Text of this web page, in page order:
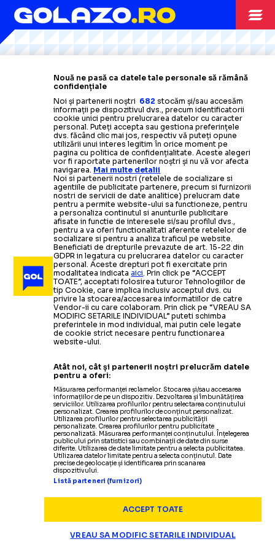
Citește mai mult
Citește mai mult
Citește mai mult
Citește mai mult
Citește mai mult
ARHIVA FOTBAL 09.08.2009
Liga 1/ FC Timisoara, misiune grea cu Poli Iasi/
Otelul primeste vizita Ceahlaului lui StefanPinalty
ARHIVA FOTBAL 05.08.2009
FC Timisoara-Sahtior0-0/Sarbatoare in Banat, Il
Luce eliminat
ARHIVA FOTBAL 04.08.2009
Mircea Lucescu:Nici nu ma gandesc la un esec cu
Timisoara, vreti sa ma vedeti prin spitale?
ARHIVA FOTBAL
Razvan Rat se pregateste pentru
returul cu Timisoara/ A revenit cu
gol la Sahtior
Citește mai mult
ARHIVA FOTBAL 29.07.2009
Sahtior-FC Timisoara2-2/Egalii
campionilor
Citește mai mult
ARHIVA FOTBAL 20.07.2009
Liga 1: Partida Timisoara
ARHIVA FOTBAL 18.07.2009
Amical/ FC Timisoara-Eintracht Frankfurt
Victorie categorica a banatenilor
ARHIVA FOTBAL
FC Timisoarasi-adesemnat noul antrenor: Ioan
ARHIVA FOTBAL 26.06.2009
Alexandru Bourceanu a semnat cu
FC Timisoara
Fotbal pe plaja: Dinamo Bucuresti
Poli Timisoara, SportKlub, azi la
19:30
ARHIVA FOTBAL
Mircea Sandu:Vom vedea daca
Timisoara merita sau nu sa joace
si anul viitor in Cupa
Nouă ne pasă ca datele tale personale să rămână
confidențiale
Noi și partenerii noștri 682 stocăm și/sau accesăm
informații pe dispozitivul dvs., precum identificatorii
cookie unici pentru prelucrarea datelor cu caracter
personal. Puteți accepta sau gestiona preferințele
dvs. făcând clic mai jos, respectiv vă puteți opune
utilizării unui interes legitim în orice moment pe
pagina cu politica de confidențialitate. Aceste alegeri
vor fi raportate partenerilor noștri și nu vă vor afecta
navigarea. Mai multe detalii
Noi si partenerii nostri (retelele de socializare si
agentiile de publicitate partenere, precum si furnizorii
nostri de servicii de date analitice) prelucram date
pentru a permite website-ului sa functioneze, pentru
a personaliza continutul si anunturile publicitare
afisate in functie de interesele si/sau profilul dvs.,
pentru a va oferi functionalitati aferente retelelor de
socializare si pentru a analiza traficul pe website.
Beneficiati de drepturile prevazute de art. 15-22 din
GDPR in legatura cu prelucrarea datelor cu caracter
personal. Aceste drepturi pot fi exercitate prin
modalitatea indicataaici . Prin click pe “ACCEPT
TOATE”, acceptati folosirea tuturor Tehnologiilor de
tip Cookie, care implica inclusiv acceptul dvs. cu
privire la stocarea/accesarea informatiilor de catre
Vendor-ii cu care colaboram. Prin click pe “VREAU SA
MODIFIC SETARILE INDIVIDUAL” puteti schimba
preferintele in mod individual, mai putin cele legate
de cookie strict necesare pentru functionarea
website-ului.
Atât noi, cât și partenerii noștri prelucrăm datele
pentru a oferi:
Măsurarea performanței reclamelor. Stocarea și/sau accesarea
informațiilor de pe un dispozitiv. Dezvoltarea și îmbunătățirea
serviciilor. Utilizarea profilurilor pentru selectarea conținutului
personalizat. Crearea profilurilor de conținut personalizat.
Utilizarea profilurilor pentru selectarea publicității
personalizate. Crearea profilurilor pentru publicitate
personalizată. Măsurarea performanței conținutului. Înțelegerea
publicului prin statistici sau combinații de date din surse
diferite. Utilizarea de date limitate pentru a selecta publicitatea.
Utilizarea datelor limitate pentru a selecta conținutul. Date
precise de geolocație și identificarea prin scanarea
dispozitivului.
Listă parteneri (furnizori)
ACCEPT TOATE
VREAU SA MODIFIC SETARILE INDIVIDUAL